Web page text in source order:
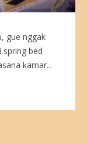
gue nggak
bed
kamar...